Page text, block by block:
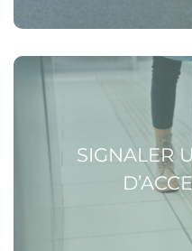
SIGNALER
Voir la page Signaler un